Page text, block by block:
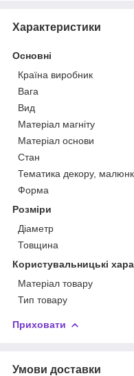
Характеристики
Основні
Країна виробник
Вага
Вид
Матеріал магніту
Матеріал основи
Стан
Тематика декору,
Форма
Розміри
Діаметр
Товщина
Користувальницькі
Матеріал товару
Тип товару
Приховати
Умови доставки